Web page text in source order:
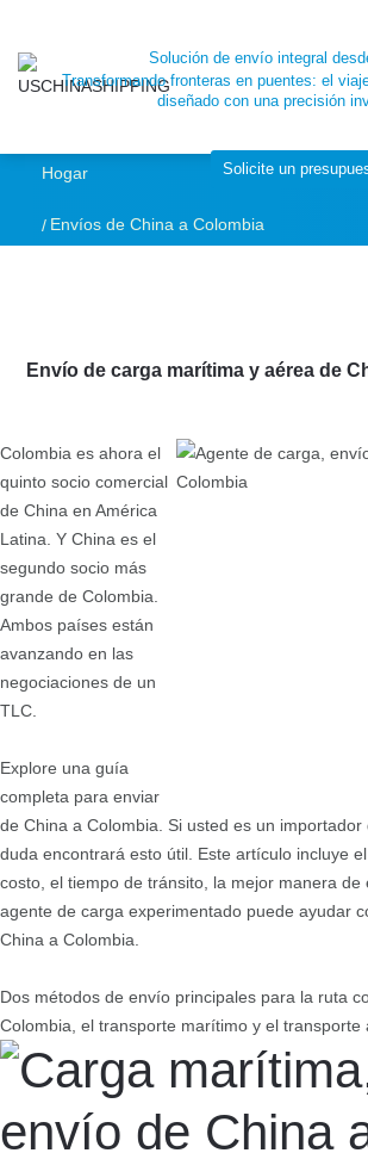
Solución de envío integral
Transformando fronteras en puentes: el
diseñado con una precisión
Solicite un
Hogar
Envíos de China a Colombia
Envío de carga marítima y aérea de
Colombia es ahora el
quinto socio comercial
de China en América
Latina. Y China es el
segundo socio más
grande de Colombia.
Ambos países están
avanzando en las
negociaciones de un
TLC.
Explore una guía
completa para enviar
de China a Colombia. Si usted es un importador
duda encontrará esto útil. Este artículo incluye
costo, el tiempo de tránsito, la mejor manera de
agente de carga experimentado puede ayudar
China a Colombia.
Dos métodos de envío principales para la ruta
Colombia, el transporte marítimo y el transporte